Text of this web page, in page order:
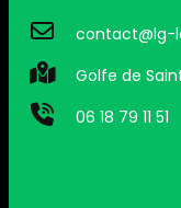
contact@lg-
Golfe de
06 18 79 11 51